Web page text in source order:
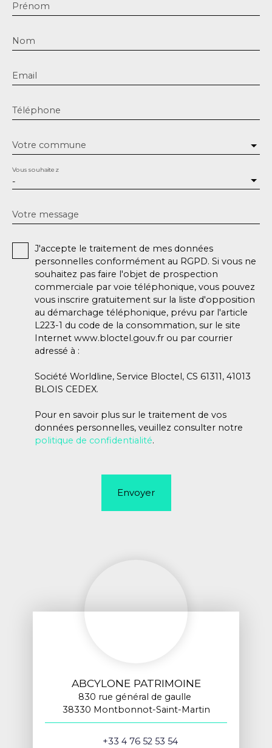
Prénom
Nom
Email
Téléphone
Votre commune
-
Vous souhaitez
Votre message
J'accepte le traitement de mes données
personnelles conformément au RGPD. Si vous ne
souhaitez pas faire l'objet de prospection
commerciale par voie téléphonique, vous pouvez
vous inscrire gratuitement sur la liste d'opposition
au démarchage téléphonique, prévu par l'article
L223-1 du code de la consommation, sur le site
Internet www.bloctel.gouv.fr ou par courrier
adressé à :
Société Worldline, Service Bloctel, CS 61311, 41013
BLOIS CEDEX.
Pour en savoir plus sur le traitement de vos
données personnelles, veuillez consulter notre
politique de confidentialité.
Envoyer
ABCYLONE PATRIMOINE
830 rue général de gaulle
38330 Montbonnot-Saint-Martin
+33 4 76 52 53 54